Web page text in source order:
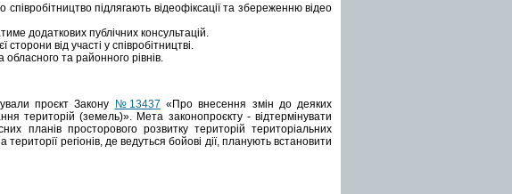
співробітництво підлягають відеофіксації та збереженню відео
додаткових публічних консультацій.
від участі у співробітництві.
обласного та районного рівнів.
проєкт Закону №13437 «Про внесення змін до деяких
територій (земель)». Мета законопроєкту - відтермінувати
планів просторового розвитку територій територіальних
регіонів, де ведуться бойові дії, планують встановити